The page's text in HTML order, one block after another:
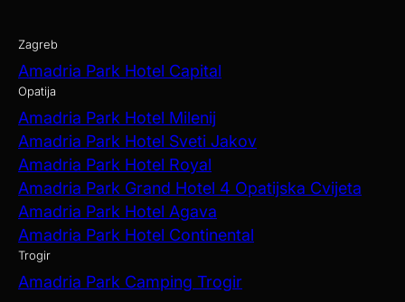
Zagreb
Amadria Park Hotel Capital
Opatija
Amadria Park Hotel Milenij
Amadria Park Hotel Sveti Jakov
Amadria Park Hotel Royal
Amadria Park Grand Hotel 4 Opatijska Cvijeta
Amadria Park Hotel Agava
Amadria Park Hotel Continental
Trogir
Amadria Park Camping Trogir